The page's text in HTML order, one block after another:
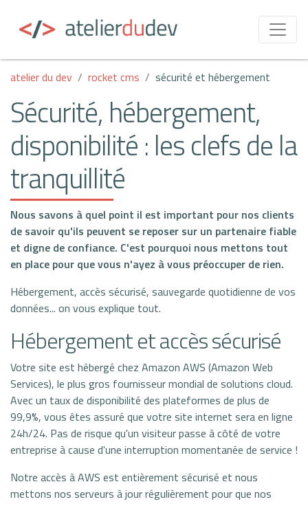
atelier du dev rocket cms sécurité et hébergement
Sécurité, hébergement,
disponibilité : les clefs de la
tranquillité
Nous savons à quel point il est important pour nos clients
de savoir qu'ils peuvent se reposer sur un partenaire fiable
et digne de confiance. C'est pourquoi nous mettons tout
en place pour que vous n'ayez à vous préoccuper de rien.
Hébergement, accès sécurisé, sauvegarde quotidienne de vos
données... on vous explique tout.
Hébergement et accès sécurisé
Votre site est hébergé chez Amazon AWS (Amazon Web
Services), le plus gros fournisseur mondial de solutions cloud.
Avec un taux de disponibilité des plateformes de plus de
99,9%, vous êtes assuré que votre site internet sera en ligne
24h/24. Pas de risque qu'un visiteur passe à côté de votre
entreprise à cause d'une interruption momentanée de service !
Notre accès à AWS est entièrement sécurisé et nous
mettons nos serveurs à jour régulièrement pour que nos